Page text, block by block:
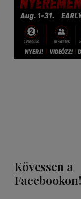
Kövessen a
Facebookon!